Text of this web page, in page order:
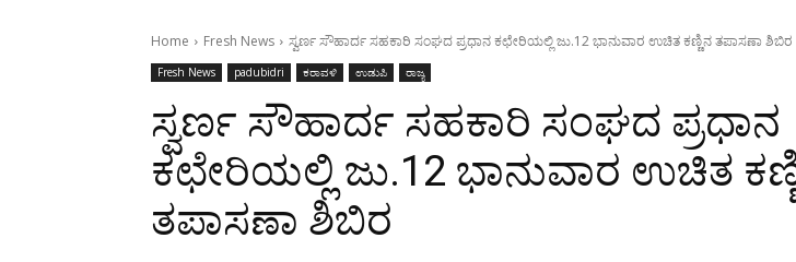
Home Fresh News ಸ್ವರ್ಣ ಸೌಹಾರ್ದ ಸಹಕಾರಿ ಸಂಘದ ಪ್ರಧಾನ ಕಛೇರಿಯಲ್ಲಿ ಜು.12 ಭಾನುವಾರ ಉಚಿತ ಕಣ್ಣಿನ ತಪಾಸಣಾ ಶಿಬಿರ
Fresh News padubidri ಕರಾವಳಿ ಉಡುಪಿ ರಾಜ್ಯ
ಸ್ವರ್ಣ ಸೌಹಾರ್ದ ಸಹಕಾರಿ ಸಂಘದ ಪ್ರಧಾನ
ಕಛೇರಿಯಲ್ಲಿ ಜು.12 ಭಾನುವಾರ ಉಚಿತ
ತಪಾಸಣಾ ಶಿಬಿರ